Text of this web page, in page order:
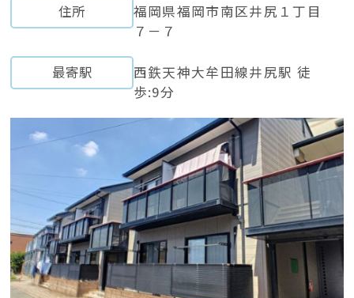
住所
福岡県福岡市南区井尻１丁目
７－７
最寄駅
西鉄天神大牟田線井尻駅 徒
歩:9分